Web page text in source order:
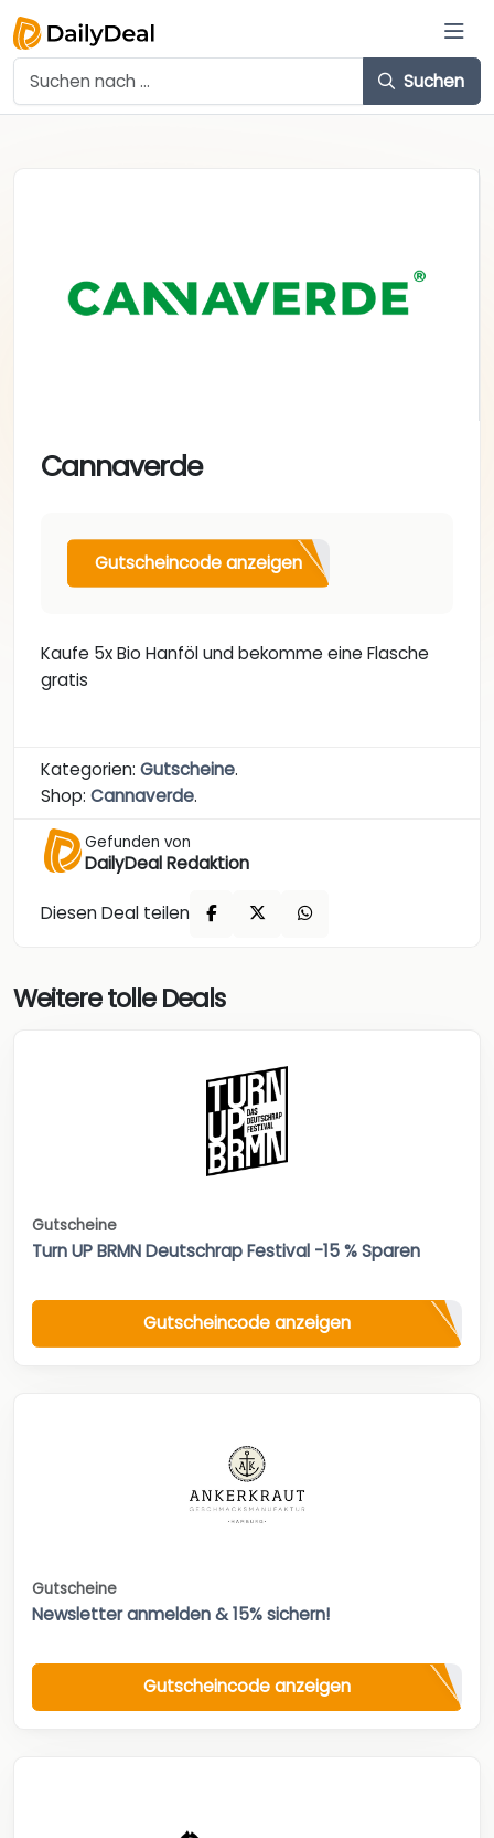
Suchen
Cannaverde
Gutscheincode anzeigen
Kaufe 5x Bio Hanföl und bekomme eine Flasche
gratis
Kategorien: Gutscheine.
Shop: Cannaverde.
Gefunden von
DailyDeal Redaktion
Diesen Deal teilen
Weitere tolle Deals
Gutscheine
Turn UP BRMN Deutschrap Festival -15 % Sparen
Gutscheincode anzeigen
Gutscheine
Newsletter anmelden & 15% sichern!
Gutscheincode anzeigen